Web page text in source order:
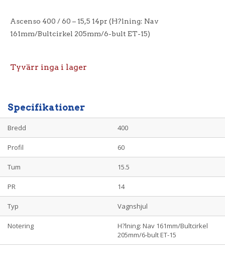
Ascenso 400 / 60 – 15,5 14pr (H?lning: Nav
161mm/Bultcirkel 205mm/6-bult ET-15)
Tyvärr inga i lager
Specifikationer
Bredd 400
Profil 60
Tum 15.5
PR 14
Typ Vagnshjul
Notering
H?lning: Nav 161mm/Bultcirkel
205mm/6-bult ET-15